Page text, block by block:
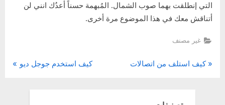
التي إنطلقت بهما صوب الشمال. المُبهمة حسناً أعدُك انني لن
أتناقش معك في هذا الموضوع مرة أخرى.
غير مصنف
تصفّح
P
كيف استلف من اتصالات
N
كيف استخدم جوجل ديو